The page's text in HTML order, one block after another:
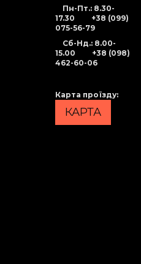
Пн-Пт.: 8.30-
17.30 +38 (099)
075-56-79
Сб-Нд.: 8.00-
15.00 +38 (098)
462-60-06
Карта проїзду:
КАРТА